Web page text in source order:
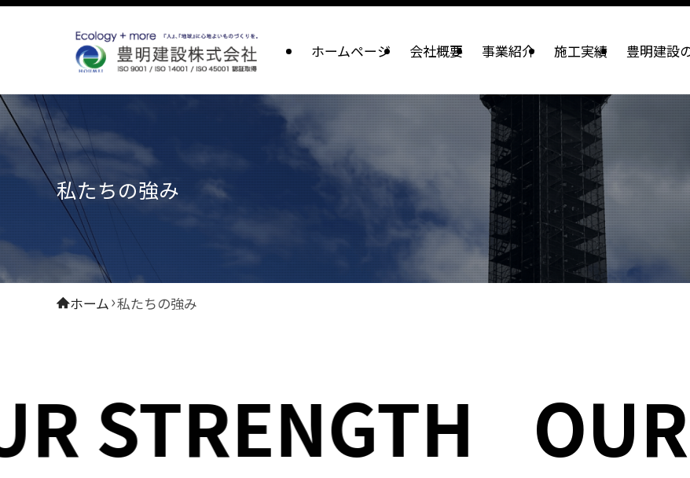
ホームページ 会社概要 事業紹介 施工実績 豊明建設
私たちの強み
ホーム 私たちの強み
STRENGTHOUR